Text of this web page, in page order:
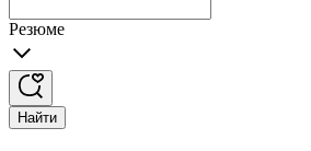
Резюме
Найти